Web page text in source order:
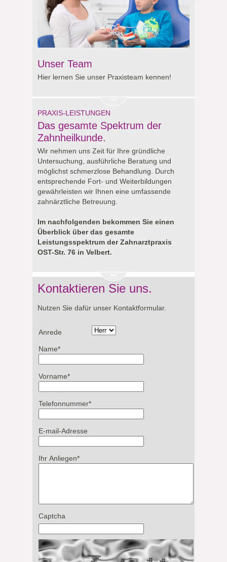
Unser Team
Hier lernen Sie unser Praxisteam kennen!
PRAXIS-LEISTUNGEN
Das gesamte Spektrum der
Zahnheilkunde.
Wir nehmen uns Zeit für Ihre gründliche
Untersuchung, ausführliche Beratung und
möglichst schmerzlose Behandlung. Durch
entsprechende Fort- und Weiterbildungen
gewährleisten wir Ihnen eine umfassende
zahnärztliche Betreuung.
Im nachfolgenden bekommen Sie einen
Überblick über das gesamte
Leistungsspektrum der Zahnarztpraxis
OST-Str. 76 in Velbert.
Kontaktieren Sie uns.
Nutzen Sie dafür unser Kontaktformular.
Anrede
Name*
Vorname*
Telefonnummer*
E-mail-Adresse
Ihr Anliegen*
Captcha